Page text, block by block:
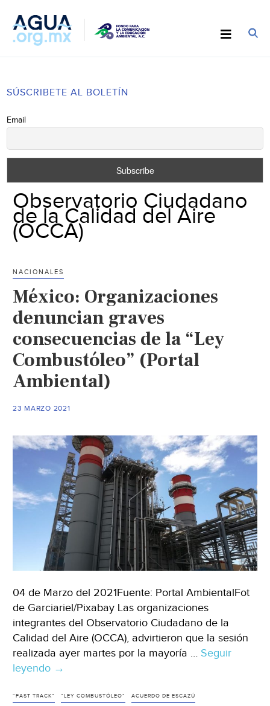
SÚSCRIBETE AL BOLETÍN
Email
Observatorio Ciudadano
de la Calidad del Aire
(OCCA)
NACIONALES
México: Organizaciones
denuncian graves
consecuencias de la “Ley
Combustóleo” (Portal
Ambiental)
23 MARZO 2021
04 de Marzo del 2021Fuente: Portal AmbientalFot
de Garciariel/Pixabay Las organizaciones
integrantes del Observatorio Ciudadano de la
Calidad del Aire (OCCA), advirtieron que la sesión
realizada ayer martes por la mayoría … Seguir
leyendo México:
denuncian
→
“FAST TRACK” “LEY COMBUSTÓLEO” ACUERDO DE ESCAZÚ